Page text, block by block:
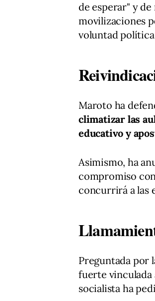
de esperar" y
movilizaciones
voluntad
Maroto ha
climatizar las
educativo y
Asimismo, ha
compromiso
concurrirá a las
Preguntada por
fuerte vinculada
socialista ha